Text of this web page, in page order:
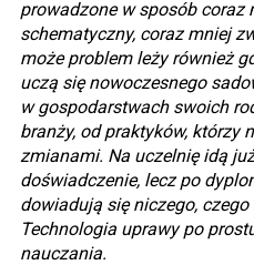
prowadzone w sposób coraz
schematyczny, coraz mniej
może problem leży również
uczą się nowoczesnego
w gospodarstwach swoich
branży, od praktyków, którzy
zmianami. Na uczelnię idą
doświadczenie, lecz po
dowiadują się niczego,
Technologia uprawy po
nauczania.